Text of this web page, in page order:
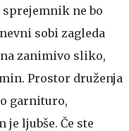
ne bo
sobi zagleda
zanimivo sliko,
Prostor druženja
garnituro,
ljubše. Če ste